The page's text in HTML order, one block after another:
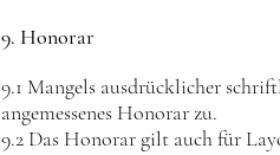
9. Honorar
9.1 Mangels ausdrücklicher
angemessenes Honorar zu.
9.2 Das Honorar gilt auch für